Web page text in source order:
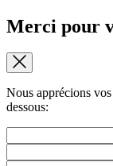
Merci pour
Nous apprécions
dessous: